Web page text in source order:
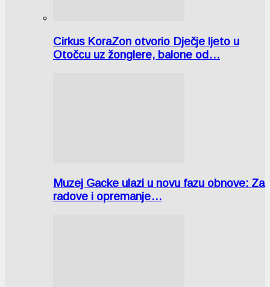
Cirkus KoraZon otvorio Dječje ljeto u
Otočcu uz žonglere, balone od…
Muzej Gacke ulazi u novu fazu obnove: Za
radove i opremanje…